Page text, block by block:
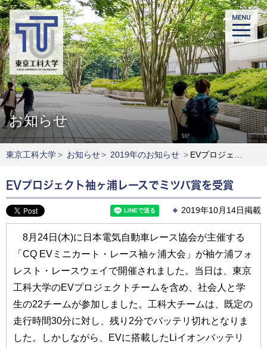
お知らせ
東京工科大学> お知らせ> 2019年のお知らせ > EVプロジェクト袖ヶ浦レースでミツバ賞を受賞
EVプロジェクト袖ヶ浦レースでミツバ賞を受賞
2019年10月14日掲載
8月24日(木)に日本電気自動車レース協会が主催する
「CQ EVミニカート・レース袖ヶ浦大会」が袖ケ浦フォ
レスト・レースウェイで開催されました。当日は、東京
工科大学のEVプロジェクトチームを含め、社会人と学
生の22チームが参加しました。工科大チームは、既定の
走行時間30分に対し、残り2分でバッテリ切れとなりま
した。しかしながら、EVに搭載したLiイオンバッテリ